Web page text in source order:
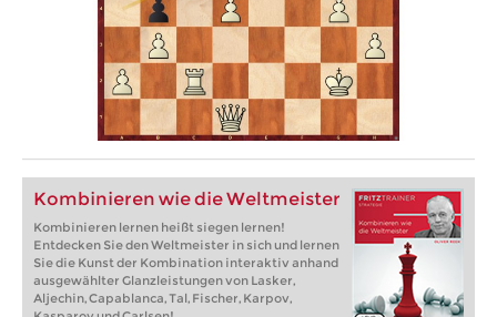
Kombinieren wie die Weltmeister
Kombinieren lernen heißt siegen lernen!
Entdecken Sie den Weltmeister in sich und lernen
Sie die Kunst der Kombination interaktiv anhand
ausgewählter Glanzleistungen von Lasker,
Aljechin, Capablanca, Tal, Fischer, Karpov,